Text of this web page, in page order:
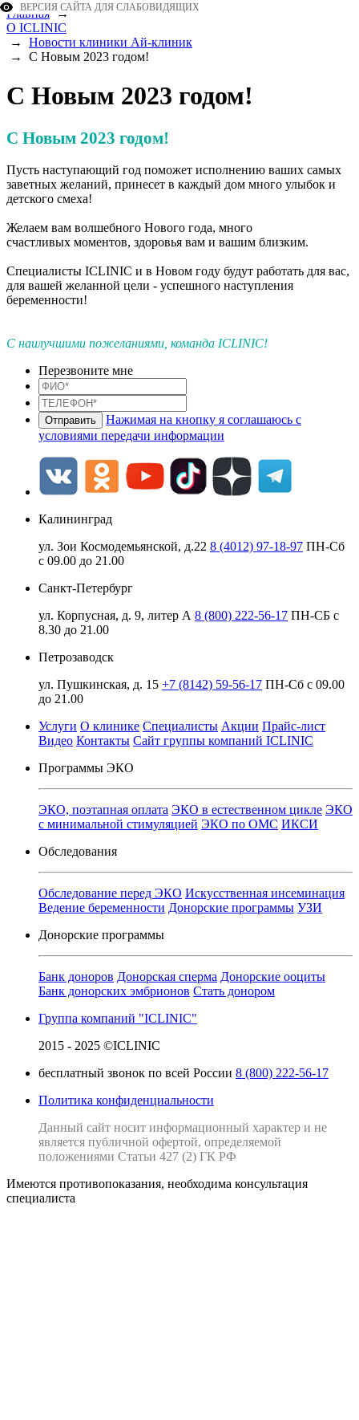
ВЕРСИЯ САЙТА ДЛЯ СЛАБОВИДЯЩИХ
Главная→
О ICLINIC
→ Новости клиники Ай-клиник
→ С Новым 2023 годом!
С Новым 2023 годом!
С Новым 2023 годом!
Пусть наступающий год поможет исполнению ваших самых
заветных желаний, принесет в каждый дом много улыбок и
детского смеха!
Желаем вам волшебного Нового года, много
счастливых моментов, здоровья вам и вашим близким.
Специалисты ICLINIC и в Новом году будут работать для вас,
для вашей желанной цели - успешного наступления
беременности!
С наилучшими пожеланиями, команда ICLINIC!
Перезвоните мне
Нажимая на кнопку я соглашаюсь с
условиями передачи информации
Калининград
ул. Зои Космодемьянской, д.22 8 (4012) 97-18-97 ПН-Сб
с 09.00 до 21.00
Санкт-Петербург
ул. Корпусная, д. 9, литер А 8 (800) 222-56-17 ПН-СБ с
8.30 до 21.00
Петрозаводск
ул. Пушкинская, д. 15 +7 (8142) 59-56-17 ПН-Сб с 09.00
до 21.00
Услуги О клинике Специалисты Акции Прайс-лист
Видео Контакты Сайт группы компаний ICLINIC
Программы ЭКО
ЭКО, поэтапная оплата ЭКО в естественном цикле ЭКО
с минимальной стимуляцией ЭКО по ОМС ИКСИ
Обследования
Обследование перед ЭКО Искусственная инсеминация
Ведение беременности Донорские программы УЗИ
Донорские программы
Банк доноров Донорская сперма Донорские ооциты
Банк донорских эмбрионов Стать донором
Группа компаний "ICLINIC"
2015 - 2025 ©ICLINIC
бесплатный звонок по всей России 8 (800) 222-56-17
Политика конфиденциальности
Данный сайт носит информационный характер и не
является публичной офертой, определяемой
положениями Статьи 427 (2) ГК РФ
Имеются противопоказания, необходима консультация
специалиста